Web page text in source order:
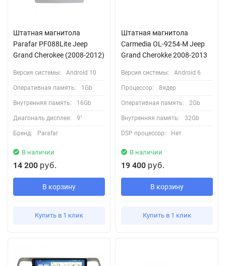
Штатная магнитола
Parafar PF088Lite Jeep
Grand Cherokee (2008-2012)
Версия системы: Android 10
Оперативная память: 1Gb
Внутренняя память: 16Gb
Диагональ дисплея: 9"
Бренд: Parafar
В наличии
14 200 руб.
В корзину
Купить в 1 клик
Штатная магнитола
Carmedia OL-9254-M Jeep
Grand Cherokke 2008-2013
Версия системы: Android 6
Процессор: 8ядер
Оперативная память: 2Gb
Внутренняя память: 32Gb
DSP процессор: Нет
В наличии
19 400 руб.
В корзину
Купить в 1 клик